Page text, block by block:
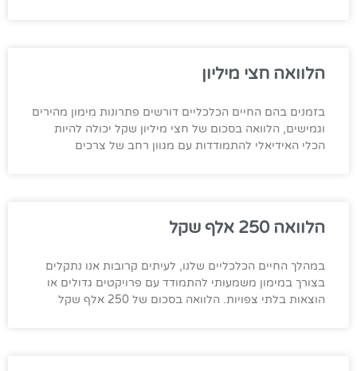
הלוואה חצי מיליון
בזמנים בהם החיים הכלכליים דורשים פתרונות מימון מהירים
וגמישים, הלוואה בסכום של חצי מיליון שקל יכולה להיות
הכלי האידיאלי להתמודדות עם מגוון רחב של צרכים
הלוואה 250 אלף שקל
במהלך החיים הכלכליים שלנו, לעיתים קרובות אנו נתקלים
בצורך במימון משמעותי להתמודד עם פרויקטים גדולים או
הוצאות בלתי צפויות. הלוואה בסכום של 250 אלף שקל